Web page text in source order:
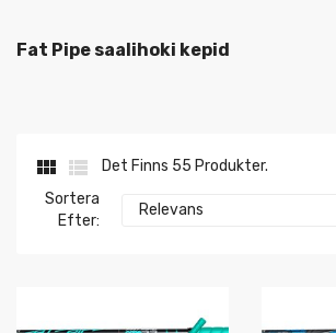
Fat Pipe saalihoki kepid
 
Det Finns 55 Produkter.
Sortera
Efter:
Relevans